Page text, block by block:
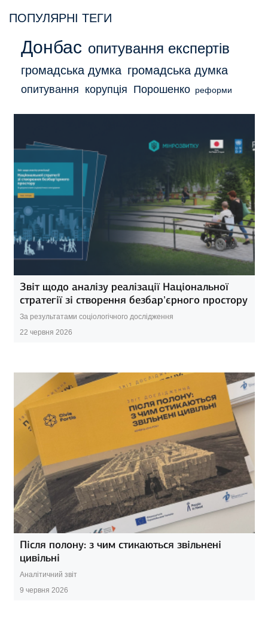
ПОПУЛЯРНІ ТЕГИ
Донбас опитування експертів
громадська думка громадська думка
опитування корупція Порошенко реформи
Звіт щодо аналізу реалізації Національної
стратегії зі створення безбар’єрного простору
За результатами соціологічного дослідження
22 червня 2026
Після полону: з чим стикаються звільнені
цивільні
Аналітичний звіт
9 червня 2026